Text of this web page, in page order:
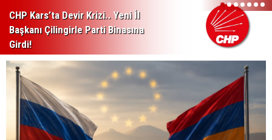
CHP Kars’ta Devir Krizi.. Yeni İl
Başkanı Çilingirle Parti Binasına
Girdi!
1 2 3 4 5 6 7